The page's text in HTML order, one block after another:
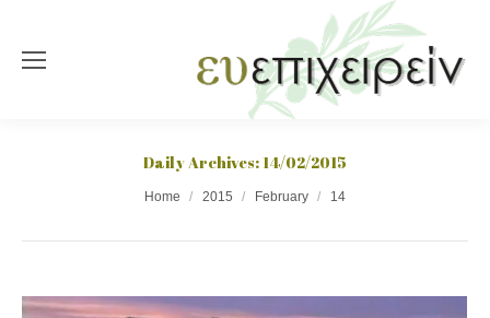
Daily Archives:14/02/2015
Home 2015 February 14